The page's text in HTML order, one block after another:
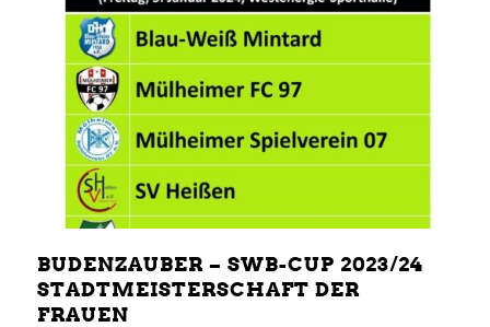
BUDENZAUBER – SWB-CUP 2023/24
STADTMEISTERSCHAFT DER
FRAUEN